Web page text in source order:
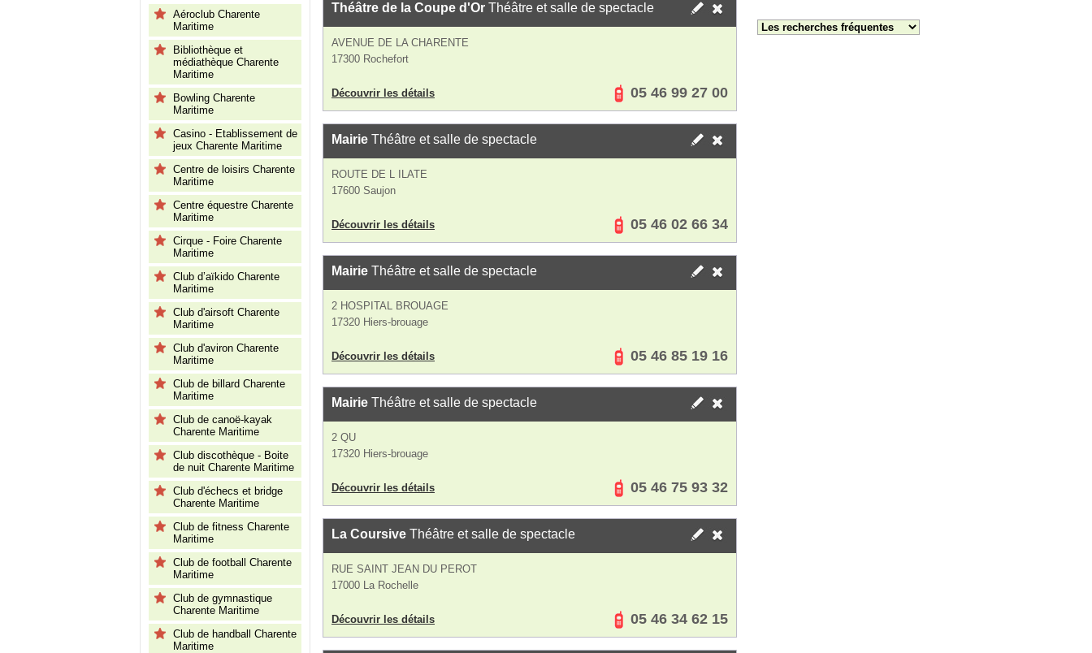
Aéroclub Charente
Maritime
Bibliothèque et
médiathèque Charente
Maritime
Bowling Charente
Maritime
Casino - Etablissement de
jeux Charente Maritime
Centre de loisirs Charente
Maritime
Centre équestre Charente
Maritime
Cirque - Foire Charente
Maritime
Club d’aïkido Charente
Maritime
Club d'airsoft Charente
Maritime
Club d'aviron Charente
Maritime
Club de billard Charente
Maritime
Club de canoë-kayak
Charente Maritime
Club discothèque - Boite
de nuit Charente Maritime
Club d'échecs et bridge
Charente Maritime
Club de fitness Charente
Maritime
Club de football Charente
Maritime
Club de gymnastique
Charente Maritime
Club de handball Charente
Maritime
Théâtre de la Coupe d'Or Théâtre et salle de spectacle
AVENUE DE LA CHARENTE
17300 Rochefort
Découvrir les détails 05 46 99 27 00
Mairie Théâtre et salle de spectacle
ROUTE DE L ILATE
17600 Saujon
Découvrir les détails 05 46 02 66 34
Mairie Théâtre et salle de spectacle
2 HOSPITAL BROUAGE
17320 Hiers-brouage
Découvrir les détails 05 46 85 19 16
Mairie Théâtre et salle de spectacle
2 QU
17320 Hiers-brouage
Découvrir les détails 05 46 75 93 32
La Coursive Théâtre et salle de spectacle
RUE SAINT JEAN DU PEROT
17000 La Rochelle
Découvrir les détails 05 46 34 62 15